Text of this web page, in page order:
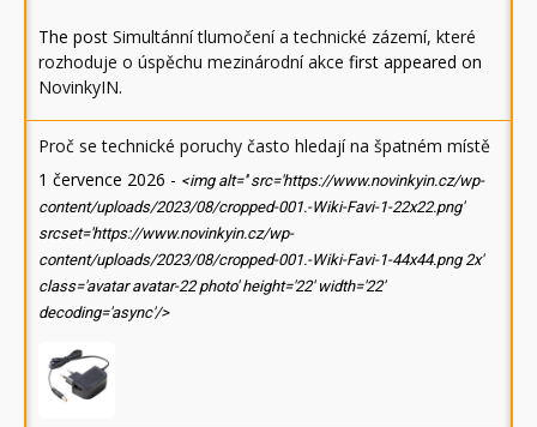
The post Simultánní tlumočení a technické zázemí, které
rozhoduje o úspěchu mezinárodní akce first appeared on
NovinkyIN.
Proč se technické poruchy často hledají na špatném místě
1 července 2026 - <img alt='' src='https://www.novinkyin.cz/wp-
content/uploads/2023/08/cropped-001.-Wiki-Favi-1-22x22.png'
srcset='https://www.novinkyin.cz/wp-
content/uploads/2023/08/cropped-001.-Wiki-Favi-1-44x44.png 2x'
class='avatar avatar-22 photo' height='22' width='22'
decoding='async'/>